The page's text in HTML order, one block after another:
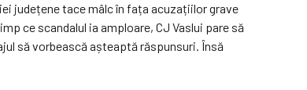
județene tace mâlc în fața acuzațiilor grave
ce scandalul ia amploare, CJ Vaslui pare să
să vorbească așteaptă răspunsuri. Însă